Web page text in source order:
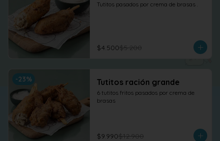
Tutitos pasados por crema de brasas .
$4.500$5.200
-23% Tutitos ración grande
6 tutitos fritos pasados por crema de
brasas
$9.990$12.900